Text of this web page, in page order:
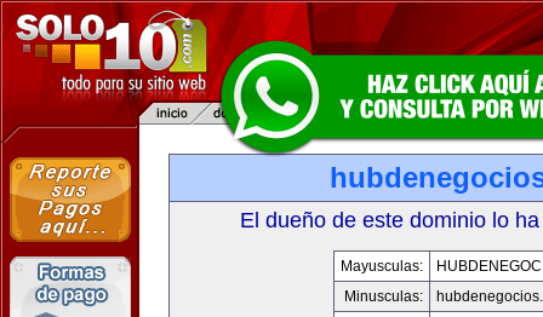
El dueño de este dominio lo
Mayusculas:
Minusculas: